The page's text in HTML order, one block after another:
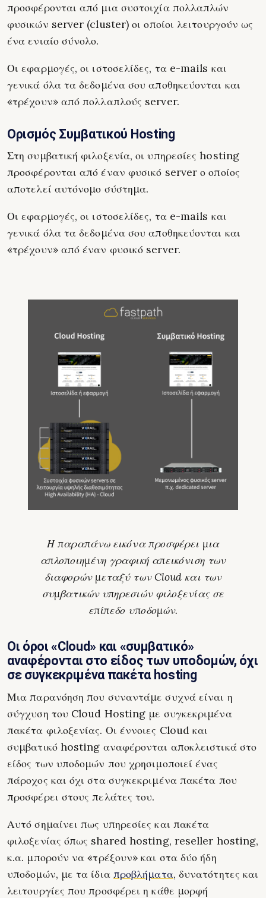
προσφέρονται από μια συστοιχία πολλαπλών
φυσικών server (cluster) οι οποίοι λειτουργούν ως
ένα ενιαίο σύνολο.
Οι εφαρμογές, οι ιστοσελίδες, τα e-mails και
γενικά όλα τα δεδομένα σου αποθηκεύονται και
«τρέχουν» από πολλαπλούς server.
Ορισμός Συμβατικού Hosting
Στη συμβατική φιλοξενία, οι υπηρεσίες hosting
προσφέρονται από έναν φυσικό server ο οποίος
αποτελεί αυτόνομο σύστημα.
Οι εφαρμογές, οι ιστοσελίδες, τα e-mails και
γενικά όλα τα δεδομένα σου αποθηκεύονται και
«τρέχουν» από έναν φυσικό server.
Η παραπάνω εικόνα προσφέρει μια
απλοποιημένη γραφική απεικόνιση των
διαφορών μεταξύ των Cloud και των
συμβατικών υπηρεσιών φιλοξενίας σε
επίπεδο υποδομών.
Οι όροι «Cloud» και «συμβατικό»
αναφέρονται στο είδος των υποδομών, όχι
σε συγκεκριμένα πακέτα hosting
Μια παρανόηση που συναντάμε συχνά είναι η
σύγχυση του Cloud Hosting με συγκεκριμένα
πακέτα φιλοξενίας. Οι έννοιες Cloud και
συμβατικό hosting αναφέρονται αποκλειστικά στο
είδος των υποδομών που χρησιμοποιεί ένας
πάροχος και όχι στα συγκεκριμένα πακέτα που
προσφέρει στους πελάτες του.
Αυτό σημαίνει πως υπηρεσίες και πακέτα
φιλοξενίας όπως shared hosting, reseller hosting,
κ.α. μπορούν να «τρέξουν» και στα δύο ήδη
υποδομών, με τα ίδια προβλήματα, δυνατότητες και
λειτουργίες που προσφέρει η κάθε μορφή